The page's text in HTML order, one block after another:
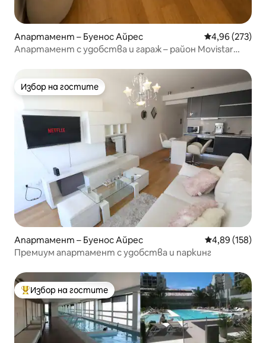
Апартамент – Буенос Айрес Средна
4,96 (273)
Апартамент с удобства и гараж – район Movistar
Избор на гостите
Избор на гостите
Апартамент – Буенос Айрес Средна
4,89 (158)
Премиум апартамент с удобства и паркинг
Най-популярен избор на гостите
Избор на гостите